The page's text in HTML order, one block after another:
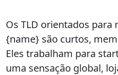
Os TLD orientados para
{name} são curtos,
Eles trabalham para
uma sensação global,